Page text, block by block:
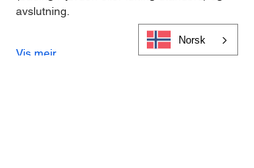
avslutning.
Vis meir
Norsk